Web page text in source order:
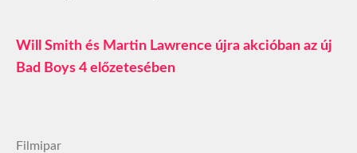
Will Smith és Martin Lawrence újra akcióban az új
Bad Boys 4 előzetesében
Filmipar